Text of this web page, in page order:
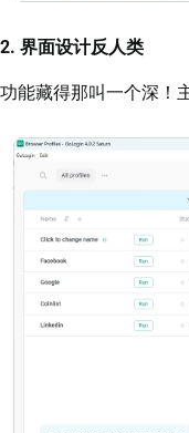
2. 界面设计反人类
功能藏得那叫一个深！